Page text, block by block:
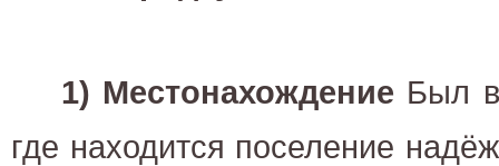
1) Местонахождение Был
где находится поселение